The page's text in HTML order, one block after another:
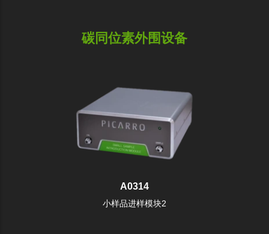
碳同位素外围设备
A0314
小样品进样模块2